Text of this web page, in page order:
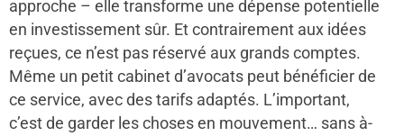
approche – elle transforme une dépense potentielle
en investissement sûr. Et contrairement aux idées
reçues, ce n’est pas réservé aux grands comptes.
Même un petit cabinet d’avocats peut bénéficier de
ce service, avec des tarifs adaptés. L’important,
c’est de garder les choses en mouvement… sans à-